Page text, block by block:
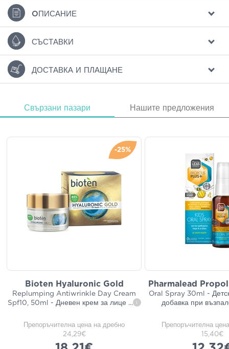
ΟПИСАНИЕ
СЪСТАВКИ
ДОСТАВКА И ПЛАЩАНЕ
Свързани пазари Нашите предложения
-25%
Bioten Hyaluronic Gold
Replumping Antiwrinkle Day Cream
Spf10, 50ml - Дневен крем за лице ... i
Препоръчителна цена на дребно
24,29€
Pharmalead
Oral Spray 30ml -
добавка при
Препоръчителна
15,40€